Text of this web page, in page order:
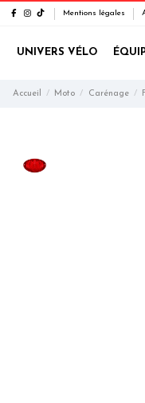
Mentions légales
UNIVERS VÉLO
Accueil Moto Carénage